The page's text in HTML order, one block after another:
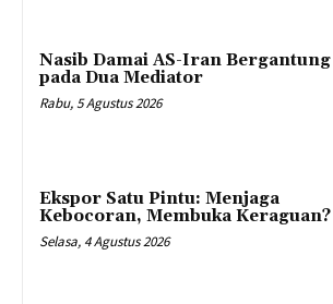
Nasib Damai AS-Iran Bergantung
pada Dua Mediator
Rabu, 5 Agustus 2026
Ekspor Satu Pintu: Menjaga
Kebocoran, Membuka Keraguan?
Selasa, 4 Agustus 2026